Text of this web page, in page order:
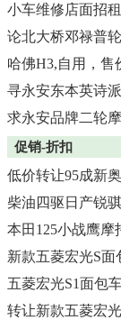
小车维修店面招租
论北大桥邓禄普
哈佛H3,自用，售
寻永安东本英诗
求永安品牌二轮
促销-折扣
低价转让95成新
柴油四驱日产锐
本田125小战鹰摩
新款五菱宏光S面
五菱宏光S1面包
转让新款五菱宏